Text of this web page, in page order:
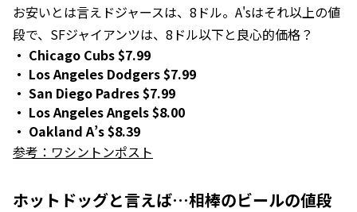
お安いとは言えドジャースは、8ドル。A'sはそれ以上の値
段で、SFジャイアンツは、8ドル以下と良心的価格？
Chicago Cubs $7.99
Los Angeles Dodgers $7.99
San Diego Padres $7.99
Los Angeles Angels $8.00
Oakland A’s $8.39
参考：ワシントンポスト
ホットドッグと言えば…相棒のビールの値段